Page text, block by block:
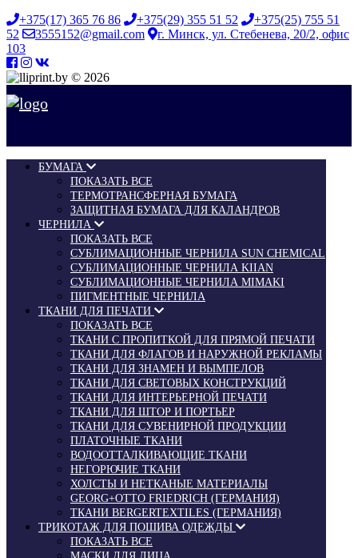
+375(17) 365 76 86
+375(29) 355 51 52
+375(25) 755 51
52
3555152@gmail.com
г. Минск, ул. Стебенева, 20/2, офис
103
© 2026
БУМАГА
ПОКАЗАТЬ ВСЕ
ТЕРМОТРАНСФЕРНАЯ БУМАГА
ЗАЩИТНАЯ БУМАГА ДЛЯ КАЛАНДРОВ
ЧЕРНИЛА
ПОКАЗАТЬ ВСЕ
СУБЛИМАЦИОННЫЕ ЧЕРНИЛА SUN CHEMICAL
СУБЛИМАЦИОННЫЕ ЧЕРНИЛА KIIAN
СУБЛИМАЦИОННЫЕ ЧЕРНИЛА MIMAKI
ПИГМЕНТНЫЕ ЧЕРНИЛА
ТКАНИ ДЛЯ ПЕЧАТИ
ПОКАЗАТЬ ВСЕ
ТКАНИ С ПРОПИТКОЙ ДЛЯ ПРЯМОЙ ПЕЧАТИ
ТКАНИ ДЛЯ ФЛАГОВ И НАРУЖНОЙ РЕКЛАМЫ
ТКАНИ ДЛЯ ЗНАМЕН И ВЫМПЕЛОВ
ТКАНИ ДЛЯ СВЕТОВЫХ КОНСТРУКЦИЙ
ТКАНИ ДЛЯ ИНТЕРЬЕРНОЙ ПЕЧАТИ
ТКАНИ ДЛЯ ШТОР И ПОРТЬЕР
ТКАНИ ДЛЯ СУВЕНИРНОЙ ПРОДУКЦИИ
ПЛАТОЧНЫЕ ТКАНИ
ВОДООТТАЛКИВАЮЩИЕ ТКАНИ
НЕГОРЮЧИЕ ТКАНИ
ХОЛСТЫ И НЕТКАНЫЕ МАТЕРИАЛЫ
GEORG+OTTO FRIEDRICH (ГЕРМАНИЯ)
ТКАНИ BERGERTEXTILES (ГЕРМАНИЯ)
ТРИКОТАЖ ДЛЯ ПОШИВА ОДЕЖДЫ
ПОКАЗАТЬ ВСЕ